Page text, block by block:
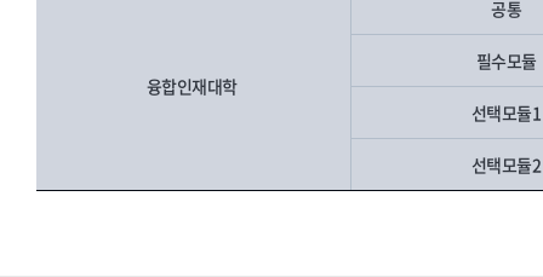
융합인재대학
공통
필수모듈
선택모듈1
선택모듈2